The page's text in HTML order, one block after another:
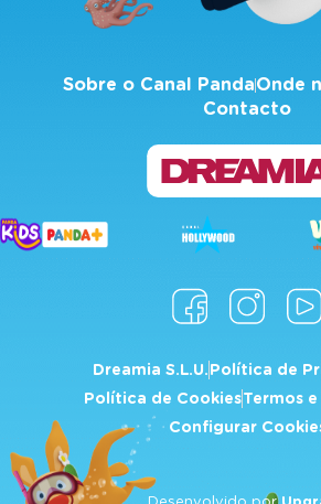
Sobre o Canal PandaOnde
Contacto
Dreamia S.L.U.Política de
Política de CookiesTermos
Configurar